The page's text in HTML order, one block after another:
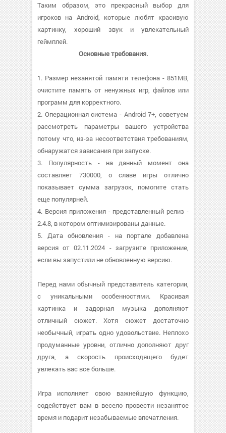
Таким образом, это прекрасный выбор для
игроков на Android, которые любят красивую
картинку, хороший звук и увлекательный
геймплей.
Основные требования.
1. Размер незанятой памяти телефона - 851MB,
очистите память от ненужных игр, файлов или
программ для корректного.
2. Операционная система - Android 7+, советуем
рассмотреть параметры вашего устройства
потому что, из-за несоответствия требованиям,
обнаружатся зависания при запуске.
3. Популярность - на данный момент она
составляет 730000, о cлаве игры отлично
показывает сумма загрузок, помогите стать
еще популярней.
4. Версия приложения - представленный релиз -
2.4.8, в котором оптимизированы данные.
5. Дата обновления - на портале добавлена
версия от 02.11.2024 - загрузите приложение,
если вы запустили не обновленную версию.
Перед нами обычный представитель категории,
с уникальными особенностями. Красивая
картинка и задорная музыка дополняют
отличный сюжет. Хотя сюжет достаточно
необычный, играть одно удовольствие. Неплохо
продуманные уровни, отлично дополняют друг
друга, а скорость происходящего будет
увлекать вас все больше.
Игра исполняет свою важнейшую функцию,
содействует вам в весело провести незанятое
время и подарит незабываемые впечатления.